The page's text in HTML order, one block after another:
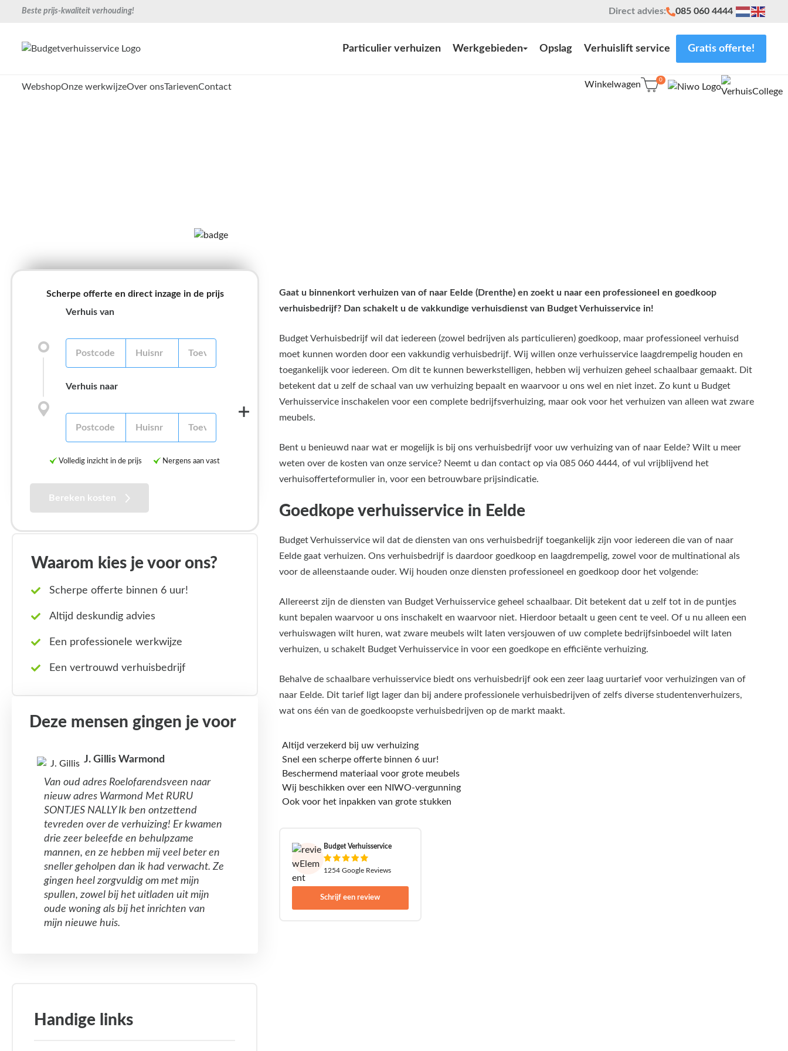
Beste prijs-kwaliteit verhouding! Direct advies: 085 060 4444
Particulier verhuizen Werkgebieden Opslag Verhuislift service Gratis offerte!
WebshopOnze werkwijzeOver onsTarievenContact Winkelwagen 0
Scherpe offerte en direct inzage in de prijs
Verhuis van
Verhuis naar
Volledig inzicht in de prijs Nergens aan vast
Bereken kosten
Waarom kies je voor ons?
Scherpe offerte binnen 6 uur!
Altijd deskundig advies
Een professionele werkwijze
Een vertrouwd verhuisbedrijf
Deze mensen gingen je voor
J. Gillis Warmond
Van oud adres Roelofarendsveen naar
nieuw adres Warmond Met RURU
SONTJES NALLY Ik ben ontzettend
tevreden over de verhuizing! Er kwamen
drie zeer beleefde en behulpzame
mannen, en ze hebben mij veel beter en
sneller geholpen dan ik had verwacht. Ze
gingen heel zorgvuldig om met mijn
spullen, zowel bij het uitladen uit mijn
oude woning als bij het inrichten van
mijn nieuwe huis.
Gaat u binnenkort verhuizen van of naar Eelde (Drenthe) en zoekt u naar een professioneel en goedkoop
verhuisbedrijf? Dan schakelt u de vakkundige verhuisdienst van Budget Verhuisservice in!
Budget Verhuisbedrijf wil dat iedereen (zowel bedrijven als particulieren) goedkoop, maar professioneel verhuisd
moet kunnen worden door een vakkundig verhuisbedrijf. Wij willen onze verhuisservice laagdrempelig houden en
toegankelijk voor iedereen. Om dit te kunnen bewerkstelligen, hebben wij verhuizen geheel schaalbaar gemaakt. Dit
betekent dat u zelf de schaal van uw verhuizing bepaalt en waarvoor u ons wel en niet inzet. Zo kunt u Budget
Verhuisservice inschakelen voor een complete bedrijfsverhuizing, maar ook voor het verhuizen van alleen wat zware
meubels.
Bent u benieuwd naar wat er mogelijk is bij ons verhuisbedrijf voor uw verhuizing van of naar Eelde? Wilt u meer
weten over de kosten van onze service? Neemt u dan contact op via 085 060 4444, of vul vrijblijvend het
verhuisofferteformulier in, voor een betrouwbare prijsindicatie.
Goedkope verhuisservice in Eelde
Budget Verhuisservice wil dat de diensten van ons verhuisbedrijf toegankelijk zijn voor iedereen die van of naar
Eelde gaat verhuizen. Ons verhuisbedrijf is daardoor goedkoop en laagdrempelig, zowel voor de multinational als
voor de alleenstaande ouder. Wij houden onze diensten professioneel en goedkoop door het volgende:
Allereerst zijn de diensten van Budget Verhuisservice geheel schaalbaar. Dit betekent dat u zelf tot in de puntjes
kunt bepalen waarvoor u ons inschakelt en waarvoor niet. Hierdoor betaalt u geen cent te veel. Of u nu alleen een
verhuiswagen wilt huren, wat zware meubels wilt laten versjouwen of uw complete bedrijfsinboedel wilt laten
verhuizen, u schakelt Budget Verhuisservice in voor een goedkope en efficiënte verhuizing.
Behalve de schaalbare verhuisservice biedt ons verhuisbedrijf ook een zeer laag uurtarief voor verhuizingen van of
naar Eelde. Dit tarief ligt lager dan bij andere professionele verhuisbedrijven of zelfs diverse studentenverhuizers,
wat ons één van de goedkoopste verhuisbedrijven op de markt maakt.
Altijd verzekerd bij uw verhuizing
Snel een scherpe offerte binnen 6 uur!
Beschermend materiaal voor grote meubels
Wij beschikken over een NIWO-vergunning
Ook voor het inpakken van grote stukken
Budget Verhuisservice
1254 Google Reviews
Schrijf een review
Handige links